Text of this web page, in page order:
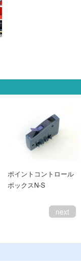
ポイントコントロール
ボックスN-S
next